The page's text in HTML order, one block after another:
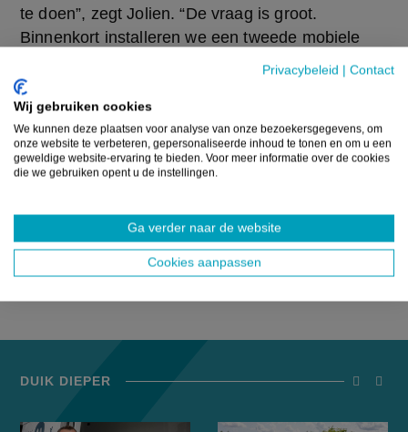
Privacybeleid | Contact
Wij gebruiken cookies
We kunnen deze plaatsen voor analyse van onze bezoekersgegevens, om
onze website te verbeteren, gepersonaliseerde inhoud te tonen en om u een
geweldige website-ervaring te bieden. Voor meer informatie over de cookies
die we gebruiken opent u de instellingen.
Ga verder naar de website
Cookies aanpassen
te doen”, zegt Jolien. “De vraag is groot.
Binnenkort installeren we een tweede mobiele
DUIK DIEPER